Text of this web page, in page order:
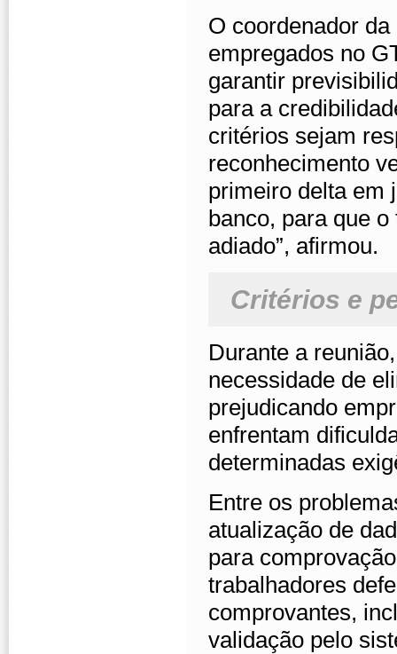
O coordenador
empregados no
garantir
para a
critérios sejam
reconhecimento
primeiro delta em
banco, para que
adiado”, afirmou.
Critérios e
Durante a
necessidade de
prejudicando
enfrentam
determinadas
Entre os
atualização de
para
trabalhadores
comprovantes,
validação pelo